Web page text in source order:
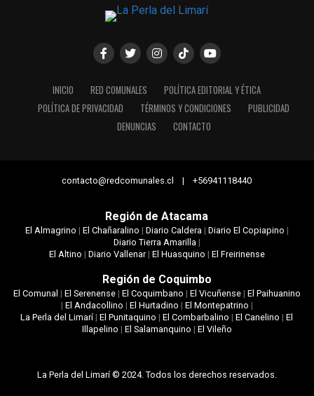
INICIO RED COMUNALES
POLÍTICA EDITORIAL Y ÉTICA
POLÍTICA DE PRIVACIDAD
TÉRMINOS Y CONDICIONES
PUBLICIDAD
DENUNCIAS
CONTACTO
contacto@redcomunales.cl | +56941118440
Región de Atacama
El Almagrino | El Chañaralino | Diario Caldera| Diario El Copiapino |
Diario Tierra Amarilla|
El Altino | Diario Vallenar| El Huasquino | El Freirinense
Región de Coquimbo
El Comunal | El Serenense| El Coquimbano | El Vicuñense| El Paihuanino
| El Andacollino | El Hurtadino | El Montepatrino |
La Perla del Limarí|El Punitaquino |El Combarbalino |El Canelino |El
Illapelino | El Salamanquino | El Vileño
La Perla del Limarí © 2024. Todos los derechos reservados.